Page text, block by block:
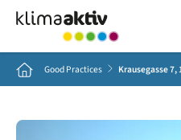
Home Good Practices Krausegasse 7,